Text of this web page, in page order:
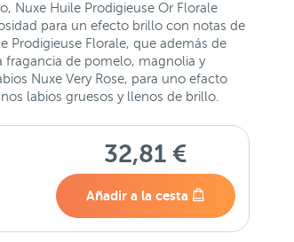
Nuxe Huile Prodigieuse Or Florale
para un efecto brillo con notas de
Prodigieuse Florale, que además de
fragancia de pomelo, magnolia y
Nuxe Very Rose, para uno efacto
labios gruesos y llenos de brillo.
32,81 €
Añadir a la cesta